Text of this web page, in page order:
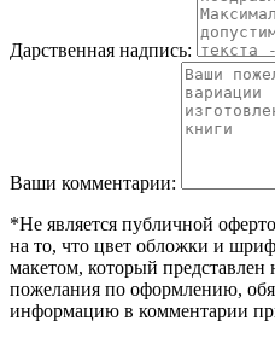
Дарственная надпись:
Ваши комментарии:
*Не является публичной
на то, что цвет обложки и
макетом, который представлен
пожелания по оформлению,
информацию в комментарии